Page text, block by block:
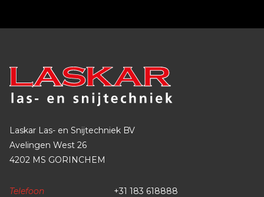
Laskar Las- en Snijtechniek BV
Avelingen West 26
4202 MS GORINCHEM
Telefoon
+31 183 618888